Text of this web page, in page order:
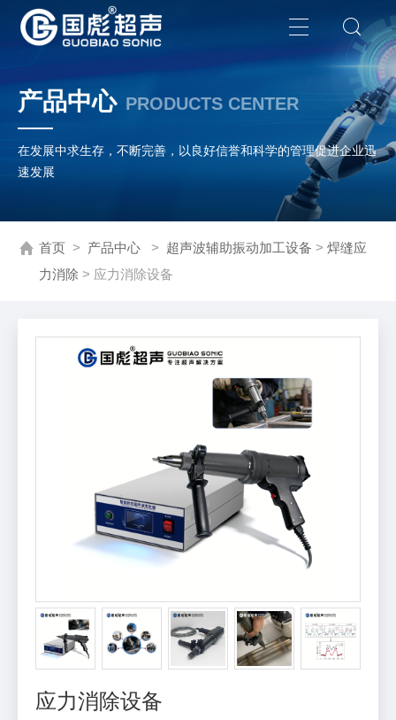
产品中心 PRODUCTS CENTER
在发展中求生存，不断完善，以良好信誉和科学的管理促进企业迅
速发展
首页 > 产品中心 > 超声波辅助振动加工设备 > 焊缝应
力消除 > 应力消除设备
应力消除设备